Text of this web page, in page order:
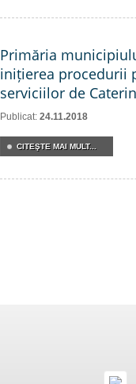
Primăria
inițierea procedurii
serviciilor de
Publicat: 24.11.2018
CITEŞTE MAI MULT...